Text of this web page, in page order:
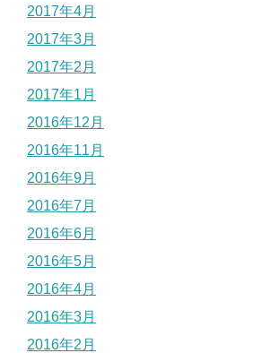
2017年4月
2017年3月
2017年2月
2017年1月
2016年12月
2016年11月
2016年9月
2016年7月
2016年6月
2016年5月
2016年4月
2016年3月
2016年2月